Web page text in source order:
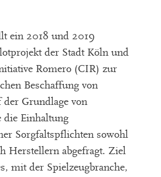
ein 2018 und 2019
der Stadt Köln und
Romero (CIR) zur
Beschaffung von
der Grundlage von
die Einhaltung
Sorgfaltspflichten sowohl
Herstellern abgefragt. Ziel
mit der Spielzeugbranche,